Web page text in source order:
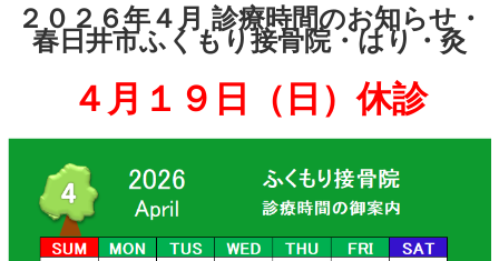
２０２６年４月 診療時間のお知らせ・
春日井市ふくもり接骨院・はり・灸
４月１９日（日）休診